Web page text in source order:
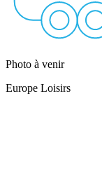
Photo à venir
Europe Loisirs